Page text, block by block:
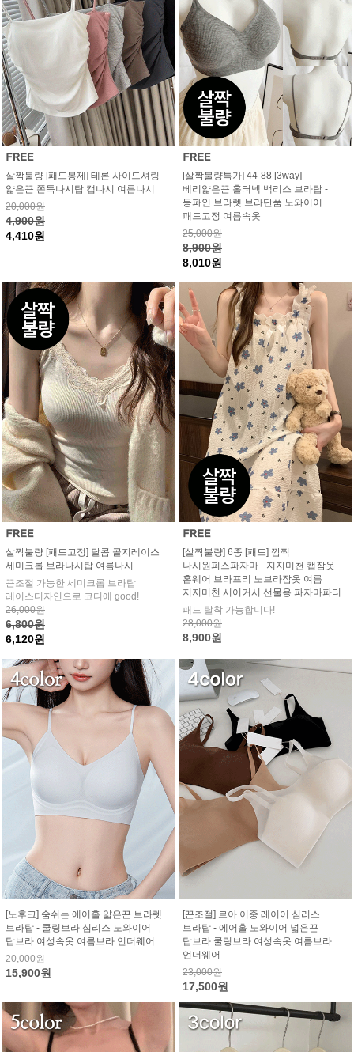
살짝불량 [패드봉제] 테론 사이드셔링
얇은끈 쫀득나시탑 캡나시 여름나시
20,000원
4,900원
4,410원
[살짝불량특가] 44-88 [3way]
베리얇은끈 홀터넥 백리스 브라탑 -
등파인 브라렛 브라단품 노와이어
패드고정 여름속옷
25,000원
8,900원
8,010원
살짝불량 [패드고정] 달콤 골지레이스
세미크롭 브라나시탑 여름나시
끈조절 가능한 세미크롭 브라탑
레이스디자인으로 코디에 good!
26,000원
6,800원
6,120원
[살짝불량] 6종 [패드] 깜찍
나시원피스파자마 - 지지미천 캡잠옷
홈웨어 브라프리 노브라잠옷 여름
지지미천 시어커서 선물용 파자마파티
패드 탈착 가능합니다!
28,000원
8,900원
[노후크] 숨쉬는 에어홀 얇은끈 브라렛
브라탑 - 쿨링브라 심리스 노와이어
탑브라 여성속옷 여름브라 언더웨어
20,000원
15,900원
[끈조절] 르아 이중 레이어 심리스
브라탑 - 에어홀 노와이어 넓은끈
탑브라 쿨링브라 여성속옷 여름브라
언더웨어
23,000원
17,500원